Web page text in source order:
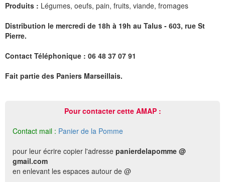
Produits : Légumes, oeufs, pain, fruits, viande, fromages
Distribution le mercredi de 18h à 19h au Talus - 603, rue St
Pierre.
Contact Téléphonique : 06 48 37 07 91
Fait partie des Paniers Marseillais.
Pour contacter cette AMAP :
Contact mail : Panier de la Pomme
pour leur écrire copier l'adresse panierdelapomme @
gmail.com
en enlevant les espaces autour de @